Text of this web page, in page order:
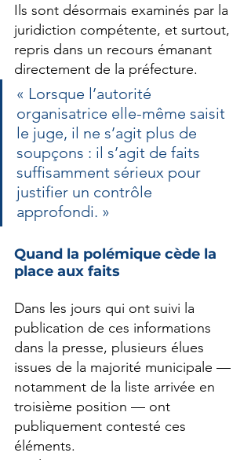
Ils sont désormais examinés par la
juridiction compétente, et surtout,
repris dans un recours émanant
directement de la préfecture.
« Lorsque l’autorité
organisatrice elle-même saisit
le juge, il ne s’agit plus de
soupçons : il s’agit de faits
suffisamment sérieux pour
justifier un contrôle
approfondi. »
Quand la polémique cède la
place aux faits
Dans les jours qui ont suivi la
publication de ces informations
dans la presse, plusieurs élues
issues de la majorité municipale —
notamment de la liste arrivée en
troisième position — ont
publiquement contesté ces
éléments.